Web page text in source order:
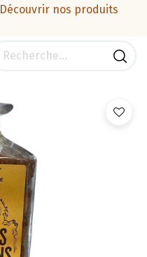
Découvrir nos produits